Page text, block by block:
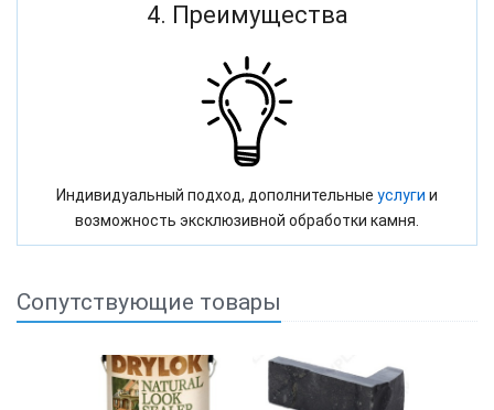
4. Преимущества
Индивидуальный подход, дополнительные услуги и
возможность эксклюзивной обработки камня.
Сопутствующие товары